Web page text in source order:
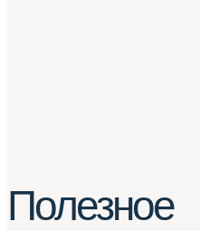
Полезное